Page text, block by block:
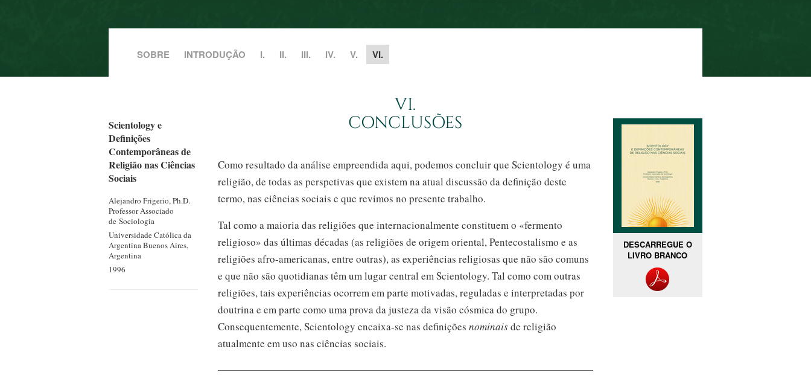
SOBRE INTRODUÇÃO I. II. III. IV. V. VI.
Scientology e
Definições
Contemporâneas de
Religião nas Ciências
Sociais
Alejandro Frigerio, Ph.D.
Professor Associado
de Sociologia
Universidade Católica da
ArgentinaBuenos Aires,
Argentina
1996
VI.
CONCLUSÕES
Como resultado da análise empreendida aqui, podemos concluir que Scientology é uma
religião, de todas as perspetivas que existem na atual discussão da definição deste
termo, nas ciências sociais e que revimos no presente trabalho.
Tal como a maioria das religiões que internacionalmente constituem o «fermento
religioso» das últimas décadas (as religiões de origem oriental, Pentecostalismo e as
religiões afro-americanas, entre outras), as experiências religiosas que não são comuns
e que não são quotidianas têm um lugar central em Scientology. Tal como com outras
religiões, tais experiências ocorrem em parte motivadas, reguladas e interpretadas por
doutrina e em parte como uma prova da justeza da visão cósmica do grupo.
Consequentemente, Scientology encaixa-se nas definições nominaisde religião
atualmente em uso nas ciências sociais.
DESCARREGUE O
LIVRO BRANCO